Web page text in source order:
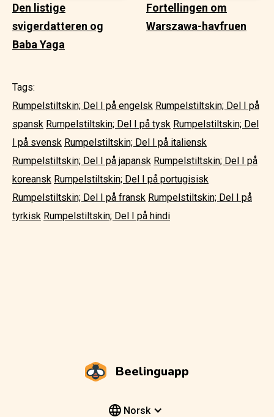
Den listige
svigerdatteren og
Baba Yaga
Fortellingen om
Warszawa-havfruen
Tags:
Rumpelstiltskin; Del I på engelsk Rumpelstiltskin; Del I på
spansk Rumpelstiltskin; Del I på tysk Rumpelstiltskin; Del
I på svensk Rumpelstiltskin; Del I på italiensk
Rumpelstiltskin; Del I på japansk Rumpelstiltskin; Del I på
koreansk Rumpelstiltskin; Del I på portugisisk
Rumpelstiltskin; Del I på fransk Rumpelstiltskin; Del I på
tyrkisk Rumpelstiltskin; Del I på hindi
Beelinguapp
Norsk